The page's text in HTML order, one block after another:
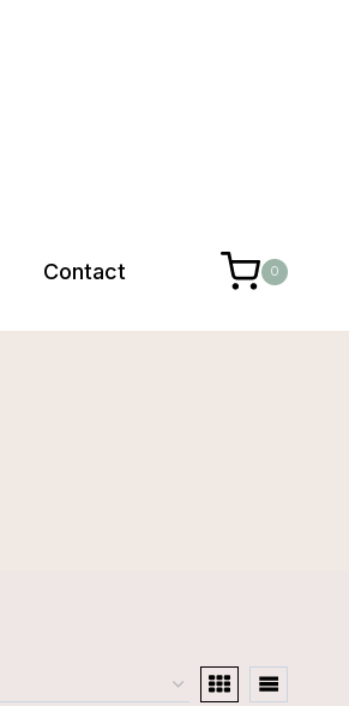
Contact 0